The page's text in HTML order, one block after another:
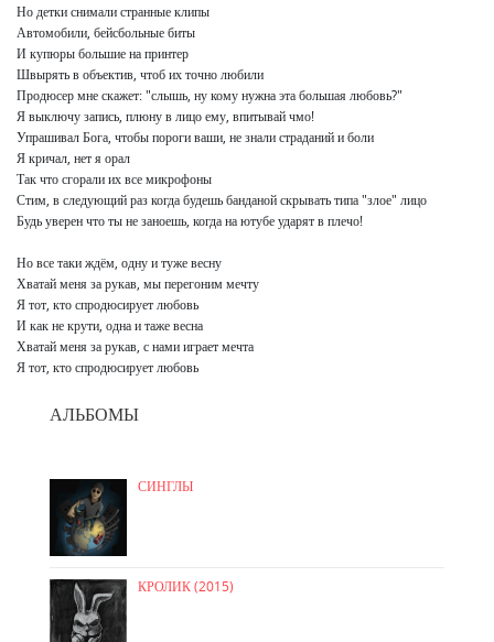
Но детки снимали странные клипы
Автомобили, бейсбольные биты
И купюры большие на принтер
Швырять в объектив, чтоб их точно любили
Продюсер мне скажет: "слышь, ну кому нужна эта большая любовь?"
Я выключу запись, плюну в лицо ему, впитывай чмо!
Упрашивал Бога, чтобы пороги ваши, не знали страданий и боли
Я кричал, нет я орал
Так что сгорали их все микрофоны
Стим, в следующий раз когда будешь банданой скрывать типа "злое" лицо
Будь уверен что ты не заноешь, когда на ютубе ударят в плечо!
Но все таки ждём, одну и туже весну
Хватай меня за рукав, мы перегоним мечту
Я тот, кто спродюсирует любовь
И как не крути, одна и таже весна
Хватай меня за рукав, с нами играет мечта
Я тот, кто спродюсирует любовь
АЛЬБОМЫ
СИНГЛЫ
КРОЛИК (2015)